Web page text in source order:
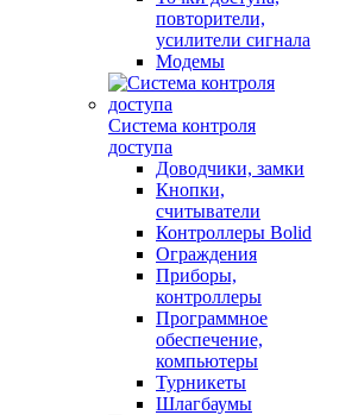
повторители,
усилители сигнала
Модемы
Система контроля
доступа
Доводчики, замки
Кнопки,
считыватели
Контроллеры Bolid
Ограждения
Приборы,
контроллеры
Программное
обеспечение,
компьютеры
Турникеты
Шлагбаумы